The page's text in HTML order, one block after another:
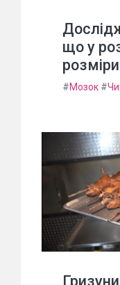
що у
#Мозок #